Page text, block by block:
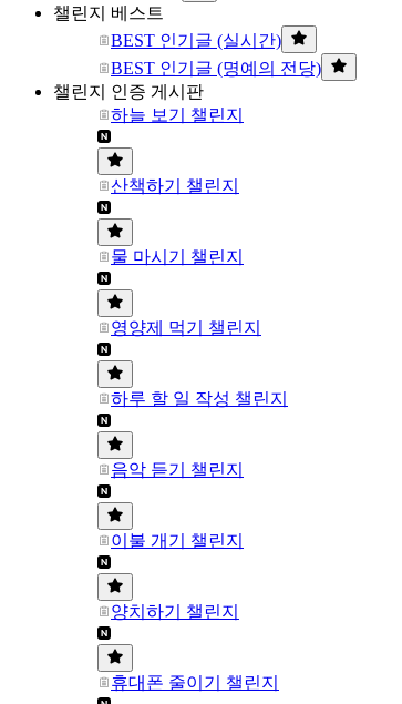
챌린지 베스트
BEST 인기글 (실시간)
BEST 인기글 (명예의 전당)
챌린지 인증 게시판
하늘 보기 챌린지
산책하기 챌린지
물 마시기 챌린지
영양제 먹기 챌린지
하루 할 일 작성 챌린지
음악 듣기 챌린지
이불 개기 챌린지
양치하기 챌린지
휴대폰 줄이기 챌린지